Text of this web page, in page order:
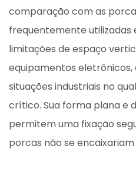
comparação com as
frequentemente utilizadas
limitações de espaço
equipamentos
situações industriais no
crítico. Sua forma plana e
permitem uma fixação
porcas não se